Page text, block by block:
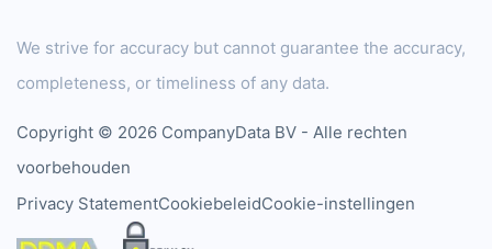
We strive for accuracy but cannot guarantee the accuracy,
completeness, or timeliness of any data.
Copyright © 2026 CompanyData BV - Alle rechten
voorbehouden
Privacy StatementCookiebeleidCookie-instellingen